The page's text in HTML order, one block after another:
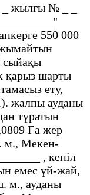
_ жылғы № _ _
550 000
сыйақы
қарыз шарты
ету,
жалпы ауданы
тұратын
Га жер
м., Мекен-
, кепіл
емес үй-жай,
м., ауданы